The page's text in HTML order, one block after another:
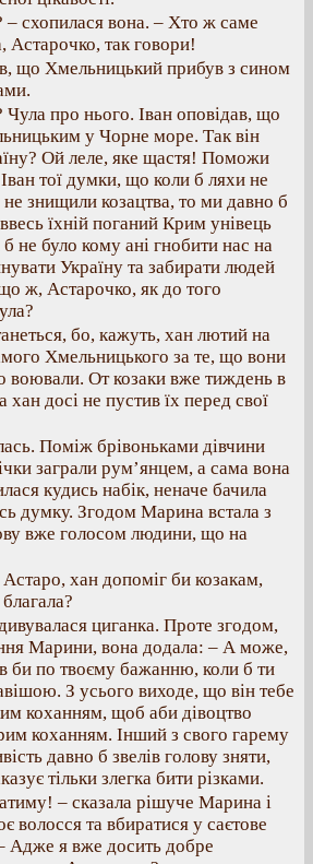
– схопилася вона. – Хто ж саме
так говори!
що Хмельницький прибув з сином
про нього. Іван оповідав, що
у Чорне море. Так він
Ой леле, яке щастя! Поможи
тої думки, що коли б ляхи не
не знищили козацтва, то ми давно б
їхній поганий Крим унівець
не було кому ані гнобити нас на
Україну та забирати людей
ж, Астарочко, як до того
бо, кажуть, хан лютий на
Хмельницького за те, що вони
воювали. От козаки вже тиждень в
хан досі не пустив їх перед свої
Поміж брівоньками дівчини
заграли рум’янцем, а сама вона
кудись набік, неначе бачила
думку. Згодом Марина встала з
вже голосом людини, що на
хан допоміг би козакам,
циганка. Проте згодом,
Марини, вона додала: – А може,
би по твоєму бажанню, коли б ти
З усього виходе, що він тебе
коханням, щоб аби дівоцтво
коханням. Інший з свого гарему
давно б звелів голову зняти,
тільки злегка бити різками.
– сказала рішуче Марина і
волосся та вбиратися у саєтове
Адже я вже досить добре